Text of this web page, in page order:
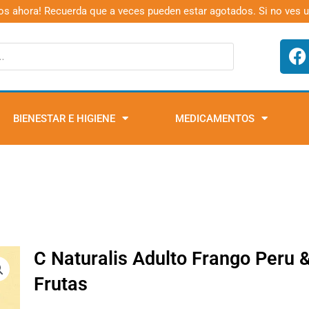
ahora! Recuerda que a veces pueden estar agotados. Si no ves
F
a
e
o
BIENESTAR E HIGIENE MEDICAMENTOS
C Naturalis Adulto Frango Peru
Frutas